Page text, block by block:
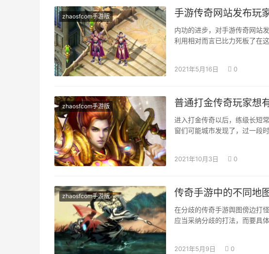
zhaosfcom手游版 手游传奇网站发布玩
内功的进步，对手游传奇网站
利用相对而言已比力死板了在
2021年5月16日 0
zhaosfcom手游版 普通打金传奇玩家想
进入打金传奇以后，练级长短
窗们可能城市发现了，过一段
2021年10月3日 0
zhaosfcom手游版 传奇手游中的不同地
在分歧的传奇手游舆图傍边打
应当采纳分歧的打法，而要具
2021年5月9日 0